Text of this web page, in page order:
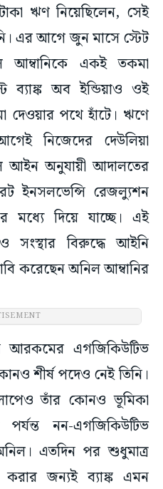
ঋণ নিয়েছিলেন, সেই
এর আগে জুন মাসে স্টেট
আম্বানিকে একই তকমা
অব ইন্ডিয়াও ওই
দেওয়ার পথে হাঁটে। ঋণে
নিজেদের দেউলিয়া
আইন অনুযায়ী আদালতের
ইনসলভেন্সি রেজল্যুশন
মধ্যে দিয়ে যাচ্ছে। এই
সংস্থার বিরুদ্ধে আইনি
করেছেন অনিল আম্বানির
আরকমের এগজিকিউটিভ
শীর্ষ পদেও নেই তিনি।
তাঁর কোনও ভূমিকা
নন-এগজিকিউটিভ
এতদিন পর শুধুমাত্র
করার জন্যই ব্যাঙ্ক এমন